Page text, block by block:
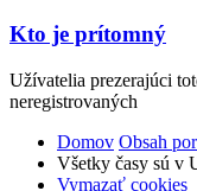
Kto je prítomný
Užívatelia prezerajúci
neregistrovaných
Domov Obsah
Všetky časy sú v
Vymazať cookies